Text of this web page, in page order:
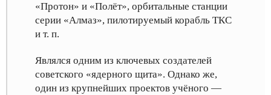
«Протон» и «Полёт», орбитальные станции
серии «Алмаз», пилотируемый корабль ТКС
и т. п.
Являлся одним из ключевых создателей
советского «ядерного щита». Однако же,
один из крупнейших проектов учёного —